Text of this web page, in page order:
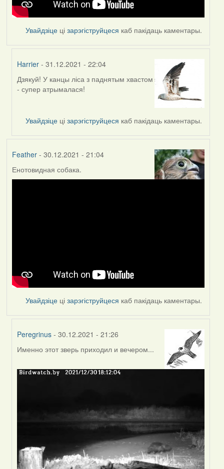
Увайдзіце цізарэгіструйцеся каб пакідаць каментары.
Harrier - 31.12.2021 - 22:04
In
reply
Feather
Дзякуй! У канцы ліса з паднятым хвастом
- супер атрымалася!
Увайдзіце цізарэгіструйцеся каб пакідаць каментары.
Feather- 30.12.2021 - 21:04
Енотовидная собака.
Увайдзіце цізарэгіструйцеся каб пакідаць каментары.
Peregrinus - 30.12.2021 - 21:26
In
to
Именно этот зверь приходил и вечером...